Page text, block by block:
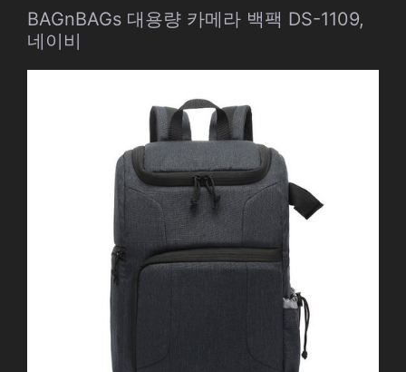
BAGnBAGs 대용량 카메라 백팩 DS-1109,
네이비